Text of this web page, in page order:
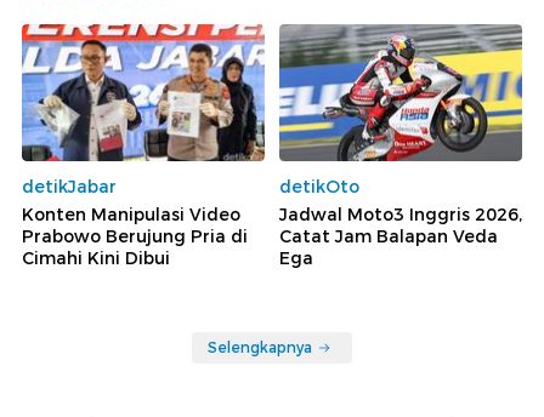
detikJabar
Konten Manipulasi Video
Prabowo Berujung Pria di
Cimahi Kini Dibui
detikOto
Jadwal Moto3 Inggris 2026,
Catat Jam Balapan Veda
Ega
Selengkapnya